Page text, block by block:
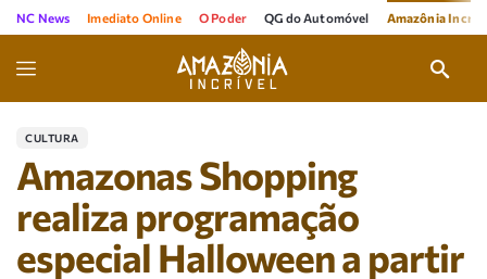
NC News Imediato Online O Poder QG do Automóvel Amazônia
CULTURA
Amazonas Shopping
realiza programação
especial Halloween a partir